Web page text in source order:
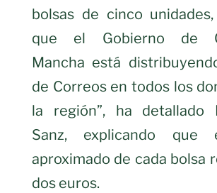
bolsas de cinco
que el Gobierno de
Mancha está
de Correos en todos los
la región”, ha detallado
Sanz, explicando que
aproximado de cada bolsa
dos euros.